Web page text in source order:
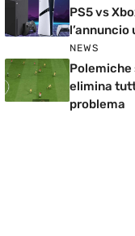
PS5 vs
NEWS
Polemiche
elimina
problema